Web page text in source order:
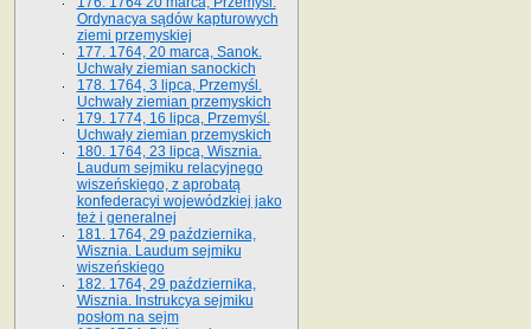
Ordynacya sądów kapturowych
ziemi przemyskiej
177. 1764, 20 marca, Sanok.
Uchwały ziemian sanockich
178. 1764, 3 lipca, Przemyśl.
Uchwały ziemian przemyskich
179. 1774, 16 lipca, Przemyśl.
Uchwały ziemian przemyskich
180. 1764, 23 lipca, Wisznia.
Laudum sejmiku relacyjnego
wiszeńskiego, z aprobatą
konfederacyi wojewódzkiej jako
też i generalnej
181. 1764, 29 października,
Wisznia. Laudum sejmiku
wiszeńskiego
182. 1764, 29 października,
Wisznia. Instrukcya sejmiku
posłom na sejm